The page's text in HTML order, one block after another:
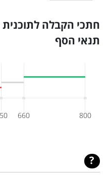
חתכי הקבלה
תנאי הסף
660 800